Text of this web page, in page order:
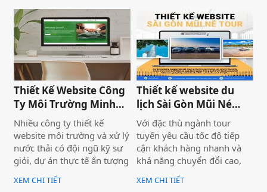
cao cấp tại địa chỉ
saigonadventure.com. Dự
án không chỉ giúp SaiGon
Adventure khẳng định vị
thế dẫn đầu trong mảng
tour trải nghiệm Sài Gòn &
Việt Nam mà còn là minh
chứng cho năng lực công
nghệ và tư duy UX/UI hiện
đại từ Biển Vàng.
dung đều trở nên vô nghĩa.
Vấn đề không nằm ở nội
dung hay thiếu ngân sách
quảng cáo — mà nằm ngay
ở nền tảng: website chưa
được thiết kế chuẩn SEO
2026 từ đầu.
Thiết Kế Website Công
Ty Môi Trường Minh
Đạt - Lâm Đồng
Nhiều công ty thiết kế
website môi trường và xử lý
nước thải có đội ngũ kỹ sư
giỏi, dự án thực tế ấn tượng
— nhưng website lại sơ sài,
tải chậm, không có trên
XEM CHI TIẾT
Thiết kế website du
lịch Sài Gòn Mũi Né
Tour
Với đặc thù ngành tour
tuyến yêu cầu tốc độ tiếp
cận khách hàng nhanh và
khả năng chuyển đổi cao,
dự án không chỉ được xây
dựng như một website giới
XEM CHI TIẾT